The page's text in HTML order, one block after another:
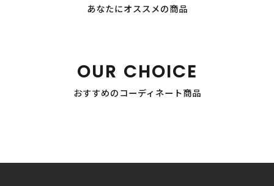
あなたにオススメの商品
OUR CHOICE
おすすめのコーディネート商品